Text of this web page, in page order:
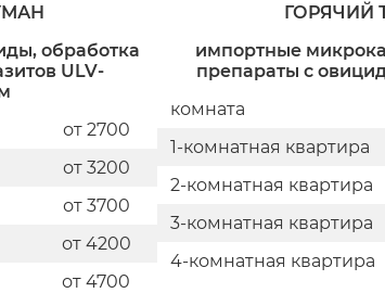
обработка
ULV-
от 2700
от 3200
от 3700
от 4200
от 4700
ГОРЯЧИЙ
импортные
препараты с
комната
1-комнатная квартира
2-комнатная квартира
3-комнатная квартира
4-комнатная квартира